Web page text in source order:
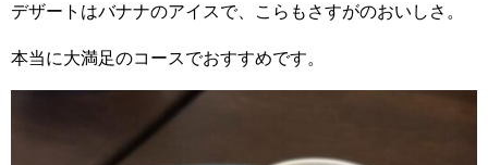
デザートはバナナのアイスで、こらもさすがのおいしさ。
本当に大満足のコースでおすすめです。